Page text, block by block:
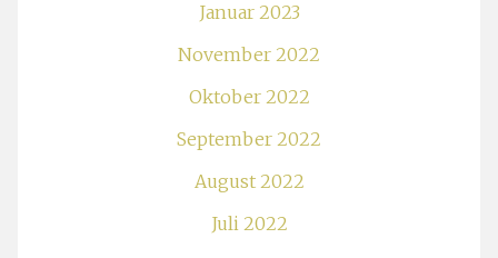
Januar 2023
November 2022
Oktober 2022
September 2022
August 2022
Juli 2022